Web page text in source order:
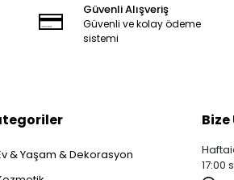
Güvenli Alışveriş
Güvenli ve kolay ödeme
sistemi
& Yaşam & Dekorasyon
Bize
17:00